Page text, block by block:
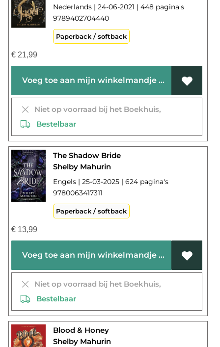
Nederlands | 24-06-2021 | 448 pagina's
9789402704440
Paperback / softback
€21,99
Voeg toe aan mijn winkelmandje
Niet op voorraad bij het Boekhuis,
Bestelbaar
The Shadow Bride
Shelby Mahurin
Engels | 25-03-2025 | 624 pagina's
9780063417311
Paperback / softback
€13,99
Voeg toe aan mijn winkelmandje
Niet op voorraad bij het Boekhuis,
Bestelbaar
Blood & Honey
Shelby Mahurin